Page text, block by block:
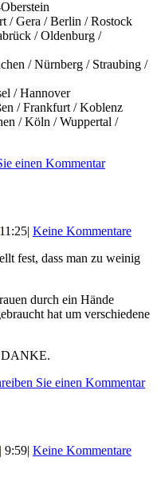
/ Gera / Berlin / Rostock
/ Oldenburg /
/ Nürnberg / Straubing /
/ Hannover
/ Frankfurt / Koblenz
/ Köln / Wuppertal /
einen Kommentar
11:25| Keine Kommentare
fest, dass man zu weinig
durch ein Hände
hat um verschiedene
DANKE.
Sie einen Kommentar
| 9:59| Keine Kommentare